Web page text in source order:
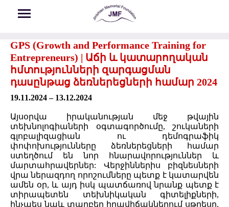
GPS (Growth and Performance Training for
Entrepreneurs) | Աճի և կատարողական
հմտությունների զարգացման
դասընթաց ձեռներեցների համար 2024
19.11.2024 – 13.12.2024
Այսօրվա իրականության մեջ թվային
տեխնոլոգիաների օգտագործումը, շուկաների
գլոբալիզացիան ու դեմոգրաֆիկ
փոփոխությունները ձեռներեցների համար
ստեղծում են նոր հնարավորություններ և
մարտահրավերներ: Վերջիններիս բիզնեսների
վրա ներազդող որոշումները պետք է կատարվեն
ամեն օր, և այդ իսկ պատճառով նրանք պետք է
տիրապետեն տեխնիկական գիտելիքների,
ինչպես նաև տարբեր իրավիճակներում սթրեսը,